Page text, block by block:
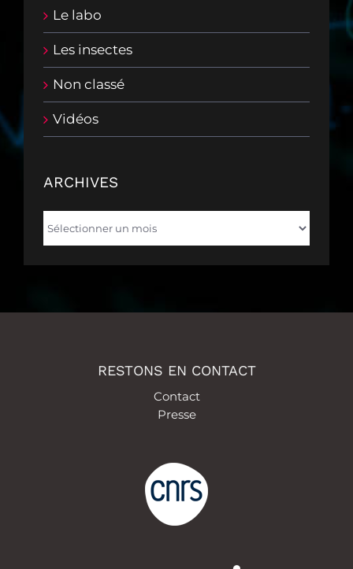
Le labo
Les insectes
Non classé
Vidéos
ARCHIVES
RESTONS EN CONTACT
Contact
Presse